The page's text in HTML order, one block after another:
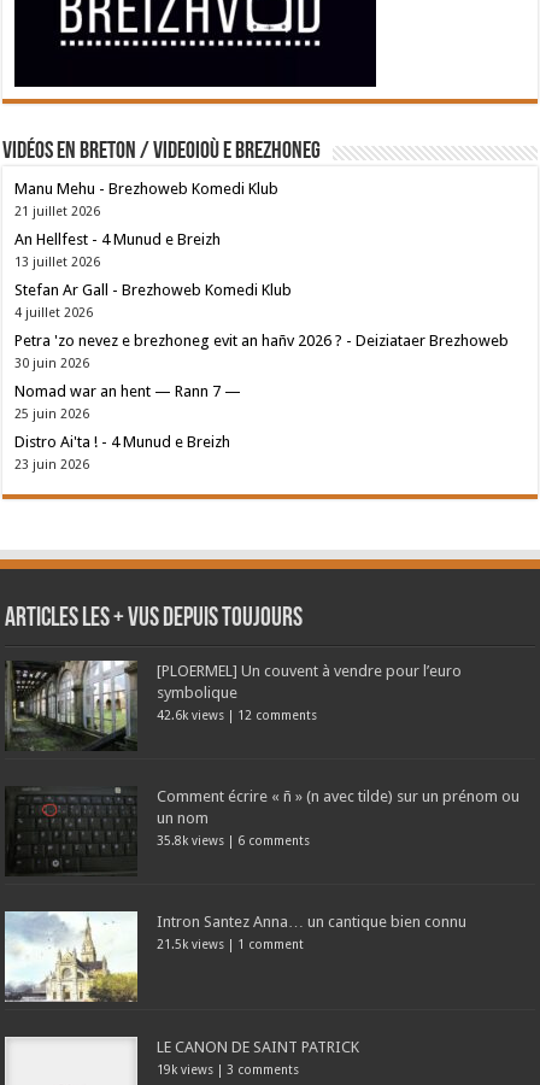
Vidéos en breton / Videoioù e brezhoneg
Manu Mehu - Brezhoweb Komedi Klub
21 juillet 2026
An Hellfest - 4 Munud e Breizh
13 juillet 2026
Stefan Ar Gall - Brezhoweb Komedi Klub
4 juillet 2026
Petra 'zo nevez e brezhoneg evit an hañv 2026 ? - Deiziataer Brezhoweb
30 juin 2026
Nomad war an hent — Rann 7 —
25 juin 2026
Distro Ai'ta ! - 4 Munud e Breizh
23 juin 2026
Articles les + vus depuis toujours
[PLOERMEL] Un couvent à vendre pour l’euro
symbolique
42.6k views | 12 comments
Comment écrire « ñ » (n avec tilde) sur un prénom ou
un nom
35.8k views | 6 comments
Intron Santez Anna… un cantique bien connu
21.5k views | 1 comment
LE CANON DE SAINT PATRICK
19k views | 3 comments